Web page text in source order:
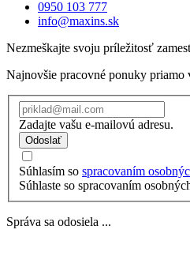
0950 103 777
info@maxins.sk
Nezmeškajte svoju príležitosť
Najnovšie pracovné ponuky priamo
Zadajte vašu e-mailovú adresu.
Odoslať
Súhlasím so spracovaním
Súhlaste so spracovaním
Správa sa odosiela ...